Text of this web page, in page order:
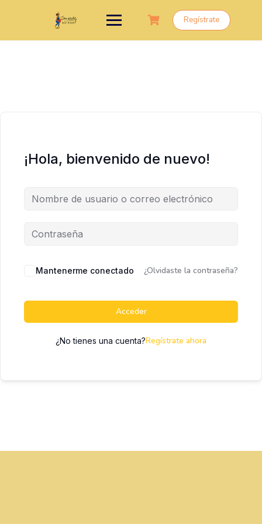
Regístrate
¡Hola, bienvenido de nuevo!
Mantenerme conectado ¿Olvidaste la contraseña?
Acceder
¿No tienes una cuenta?Regístrate ahora